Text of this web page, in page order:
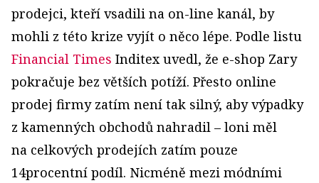
prodejci, kteří vsadili na on-line kanál, by
mohli z této krize vyjít o něco lépe. Podle listu
Financial Times Inditex uvedl, že e-shop Zary
pokračuje bez větších potíží. Přesto online
prodej firmy zatím není tak silný, aby výpadky
z kamenných obchodů nahradil – loni měl
na celkových prodejích zatím pouze
14procentní podíl. Nicméně mezi módními